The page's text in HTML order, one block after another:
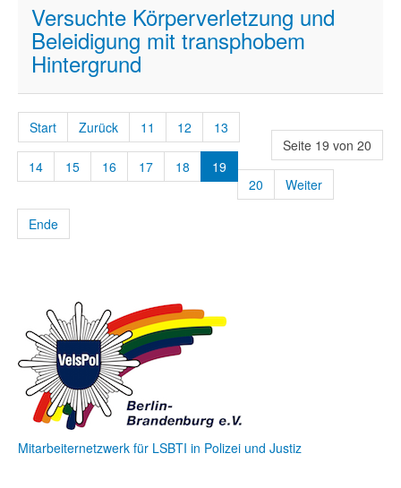
Versuchte Körperverletzung und
Beleidigung mit transphobem
Hintergrund
Seite 19 von 20
Start Zurück 11 12 13
14 15 16 17 18
19
20
Weiter
Ende
Mitarbeiternetzwerk für LSBTI in Polizei und Justiz